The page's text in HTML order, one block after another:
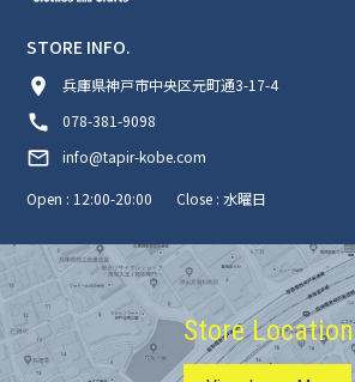
STORE INFO.
room
兵庫県神戸市中央区元町通3-17-4
call 078-381-9098
mail_outline info@tapir-kobe.com
Open : 12:00-20:00 Close : 水曜日
Store Location